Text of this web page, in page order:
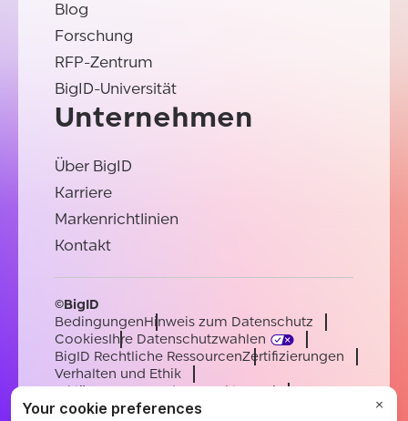
Blog
Forschung
RFP-Zentrum
BigID-Universität
Unternehmen
Über BigID
Karriere
Markenrichtlinien
Kontakt
©BigID
BedingungenHinweis zum Datenschutz
CookiesIhre Datenschutzwahlen
BigID Rechtliche RessourcenZertifizierungen
Verhalten und Ethik
Erklärung zur modernen Sklaverei
Unterauftragsverarbeiter